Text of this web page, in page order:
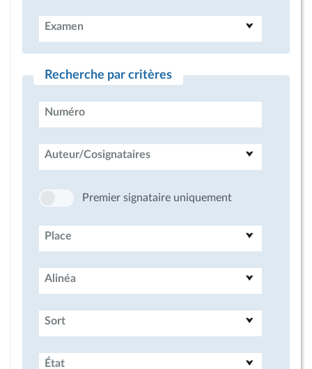
Examen
Recherche par critères
Numéro
Auteur/Cosignataires
Premier signataire uniquement
Place
Alinéa
Sort
État